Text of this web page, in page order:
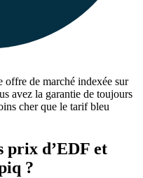
de marché indexée sur
avez la garantie de toujours
cher que le tarif bleu
prix d’EDF et
?